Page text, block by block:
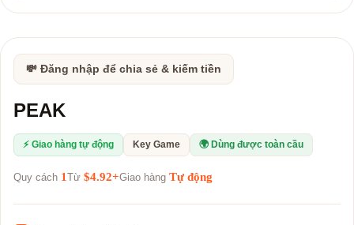
💸 Đăng nhập để chia sẻ & kiếm tiền
PEAK
⚡ Giao hàng tự động Key Game 🌍 Dùng được toàn cầu
Quy cách 1 Từ $4.92+Giao hàng Tự động